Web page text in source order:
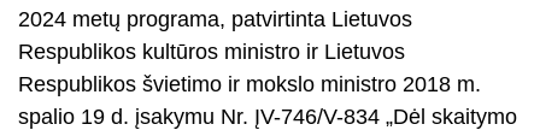
2024 metų programa, patvirtinta Lietuvos
Respublikos kultūros ministro ir Lietuvos
Respublikos švietimo ir mokslo ministro 2018 m.
spalio 19 d. įsakymu Nr. ĮV-746/V-834 „Dėl skaitymo